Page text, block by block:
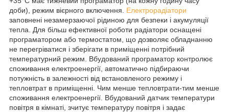
доби), режим вієрного включення. Електрорадіатори
заповнені незамерзаючої рідиною для безпеки і акумуляції
тепла. Для більш ефективної роботи радіатори оснащені
програматором або термостатом, що дозволяє обладнанню
не перегріватися і зберігати в приміщенні потрібний
температурний режим. Вбудований програматор контролює
споживання електроенергії, автоматично підбираючи
потужність в залежності від встановленого режиму і
тепловтрат в приміщенні. Чим менше тепловтрати-тим менше
споживання електроенергії. Вбудований датчик температури
повітря в кімнаті, зчитує температуру повітря і задає